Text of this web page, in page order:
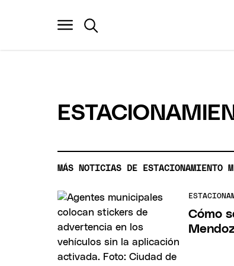
MÁS NOTICIAS DE ESTACIONAMIENTO
Cómo